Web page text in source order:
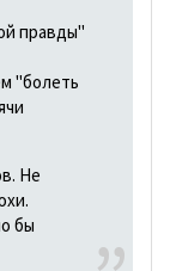
правды"
"болеть
Не
бы